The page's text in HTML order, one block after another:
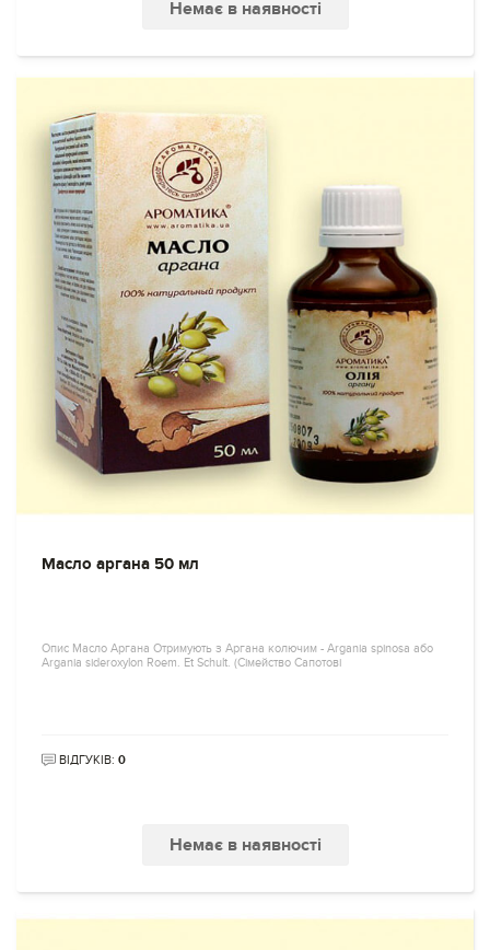
Немає в наявності
Масло аргана 50 мл
Опис Масло Аргана Отримують з Аргана колючим - Argania spinosa або
Argania sideroxylon Roem. Et Schult. (Сімейство Сапотові
ВІДГУКІВ: 0
Немає в наявності